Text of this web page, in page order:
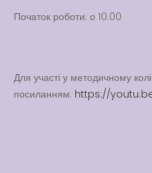
Початок роботи: о 10.00
Для участі у методичному
посиланням: https://